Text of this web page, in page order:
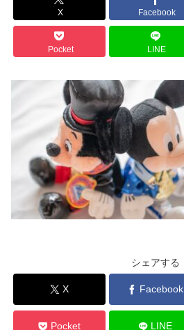
X Facebook
Pocket LINE
シェアする
X Facebook
Pocket LINE